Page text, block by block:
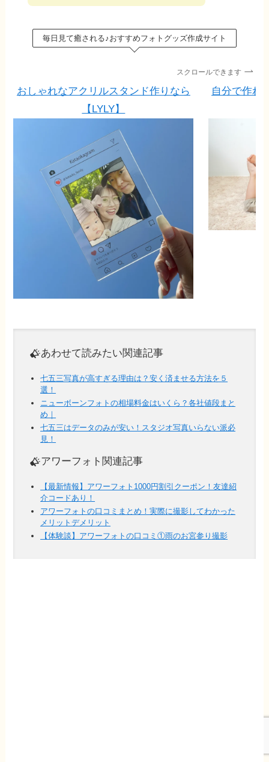
毎日見て癒される♪おすすめフォトグッズ作成サイト
スクロールできます
おしゃれなアクリルスタンド作りなら
【LYLY】
自分で作れ
あわせて読みたい関連記事
七五三写真が高すぎる理由は？安く済ませる方法を５
選！
ニューボーンフォトの相場料金はいくら？各社値段まと
め｜
七五三はデータのみが安い！スタジオ写真いらない派必
見！
アワーフォト関連記事
【最新情報】アワーフォト1000円割引クーポン！友達紹
介コードあり！
アワーフォトの口コミまとめ！実際に撮影してわかった
メリットデメリット
【体験談】アワーフォトの口コミ①雨のお宮参り撮影